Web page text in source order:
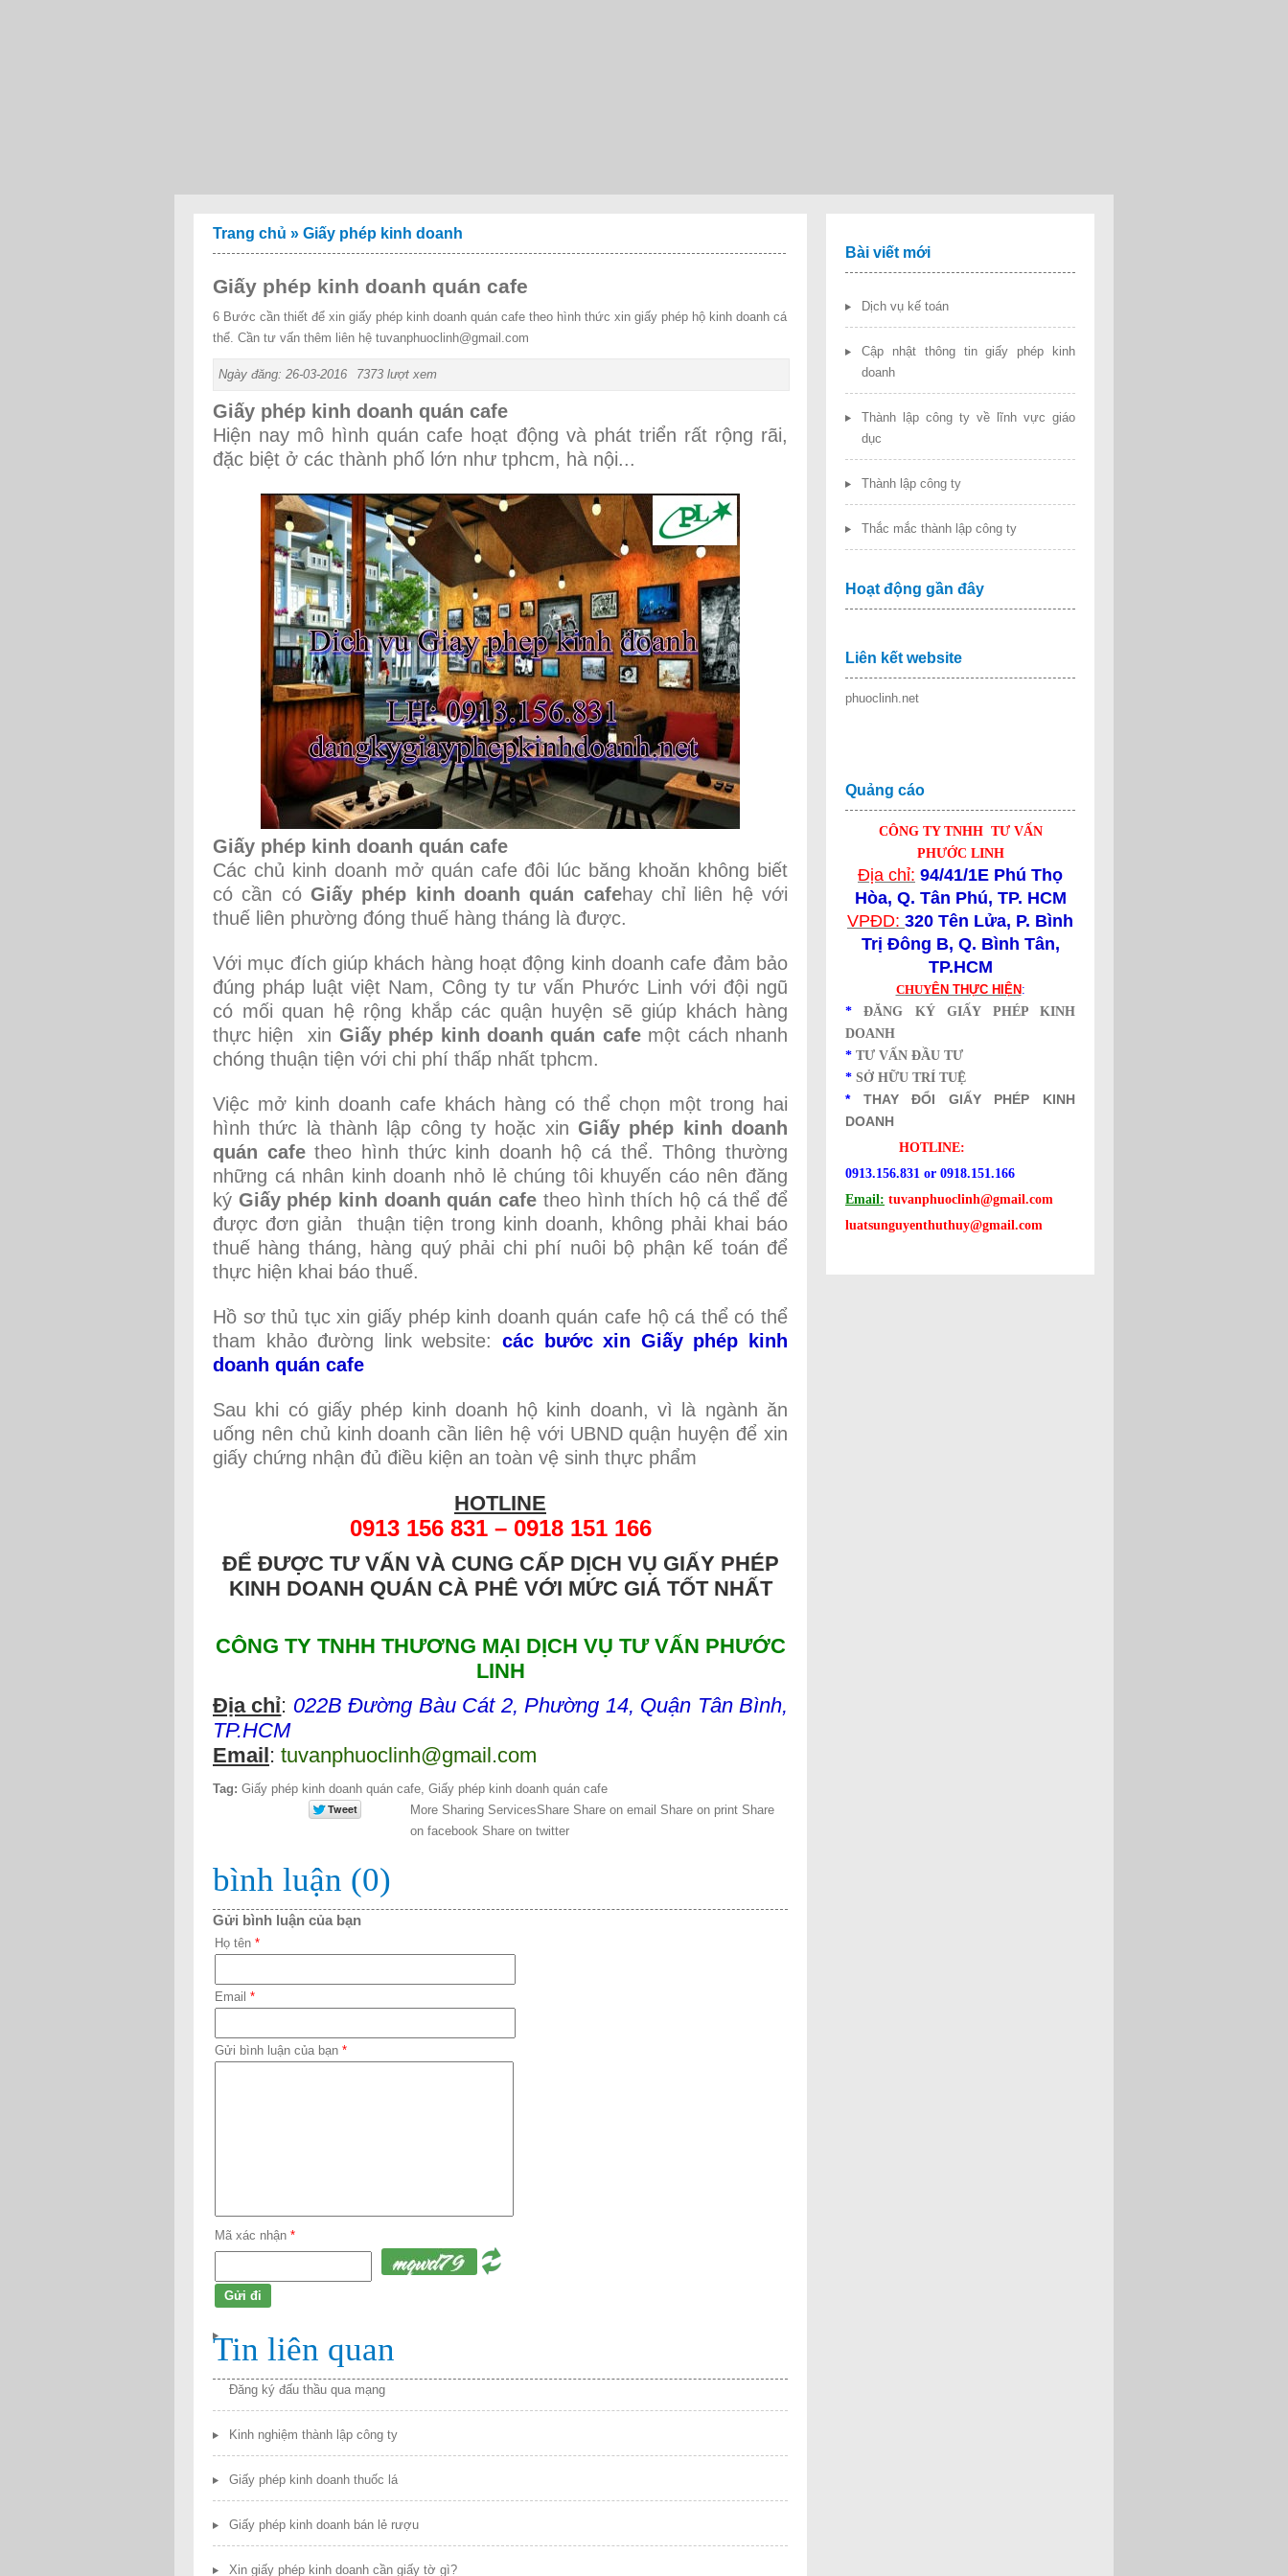
Giấy phép kinh doanh quán cafe
6 Bước cần thiết để xin giấy phép kinh doanh quán cafe theo hình thức xin giấy phép hộ kinh doanh cá
thể. Cần tư vấn thêm liên hệ tuvanphuoclinh@gmail.com
Ngày đăng: 26-03-2016 7373 lượt xem
Giấy phép kinh doanh quán cafe
Hiện nay mô hình quán cafe hoạt động và phát triển rất rộng rãi,
đặc biệt ở các thành phố lớn như tphcm, hà nội...
Giấy phép kinh doanh quán cafe
Các chủ kinh doanh mở quán cafe đôi lúc băng khoăn không biết
có cần có Giấy phép kinh doanh quán cafehay chỉ liên hệ với
thuế liên phường đóng thuế hàng tháng là được.
Với mục đích giúp khách hàng hoạt động kinh doanh cafe đảm bảo
đúng pháp luật việt Nam, Công ty tư vấn Phước Linh với đội ngũ
có mối quan hệ rộng khắp các quận huyện sẽ giúp khách hàng
thực hiện xin Giấy phép kinh doanh quán cafemột cách nhanh
chóng thuận tiện với chi phí thấp nhất tphcm.
Việc mở kinh doanh cafe khách hàng có thể chọn một trong hai
hình thức là thành lập công ty hoặc xin Giấy phép kinh doanh
quán cafetheo hình thức kinh doanh hộ cá thể. Thông thường
những cá nhân kinh doanh nhỏ lẻ chúng tôi khuyến cáo nên đăng
ký Giấy phép kinh doanh quán cafe theo hình thích hộ cá thể để
được đơn giản thuận tiện trong kinh doanh, không phải khai báo
thuế hàng tháng, hàng quý phải chi phí nuôi bộ phận kế toán để
thực hiện khai báo thuế.
Hồ sơ thủ tục xin giấy phép kinh doanh quán cafe hộ cá thể có thể
tham khảo đường link website: các bước xin Giấy phép kinh
doanh quán cafe
Sau khi có giấy phép kinh doanh hộ kinh doanh, vì là ngành ăn
uống nên chủ kinh doanh cần liên hệ với UBND quận huyện để xin
giấy chứng nhận đủ điều kiện an toàn vệ sinh thực phẩm
HOTLINE
0913 156831 – 0918 151 166
ĐỂ ĐƯỢC TƯ VẤN VÀ CUNG CẤP DỊCH VỤ GIẤY PHÉP
KINH DOANH QUÁN CÀ PHÊ VỚI MỨC GIÁ TỐT NHẤT
CÔNG TY TNHH THƯƠNG MẠI DỊCH VỤ TƯ VẤN PHƯỚC
LINH
Địa chỉ: 022B Đường Bàu Cát 2, Phường 14, Quận Tân Bình,
TP.HCM
Email: tuvanphuoclinh@gmail.com
Tag: Giấy phép kinh doanh quán cafe, Giấy phép kinh doanh quán cafe
More Sharing ServicesShare Share on email Share on print Share
on facebook Share on twitter
bình luận (0)
Gửi bình luận của bạn
Họ tên *
Email *
Gửi bình luận của bạn *
Mã xác nhận *
Tin liên quan
Đăng ký đấu thầu qua mạng
Kinh nghiệm thành lập công ty
Giấy phép kinh doanh thuốc lá
Giấy phép kinh doanh bán lẻ rượu
Xin giấy phép kinh doanh cần giấy tờ gì?
Trang chủ » Giấy phép kinh doanh
Bài viết mới
Dịch vụ kế toán
Cập nhật thông tin giấy phép kinh
doanh
Thành lập công ty về lĩnh vực giáo
dục
Thành lập công ty
Thắc mắc thành lập công ty
Hoạt động gần đây
Liên kết website
phuoclinh.net
Quảng cáo
CÔNG TY TNHH TƯ VẤN
PHƯỚC LINH
Địa chỉ: 94/41/1E Phú Thọ
Hòa, Q. Tân Phú, TP. HCM
VPĐD: 320 Tên Lửa, P. Bình
Trị Đông B, Q. Bình Tân,
TP.HCM
CHUYÊN THỰC HIỆN :
*ĐĂNG KÝ GIẤY PHÉP KINH
DOANH
* TƯ VẤN ĐẦU TƯ
* SỞ HỮU TRÍ TUỆ
* THAY ĐỔI GIẤY PHÉP KINH
DOANH
HOTLINE:
0913.156.831 or 0918.151.166
Email: tuvanphuoclinh@gmail.com
luatsunguyenthuthuy@gmail.com